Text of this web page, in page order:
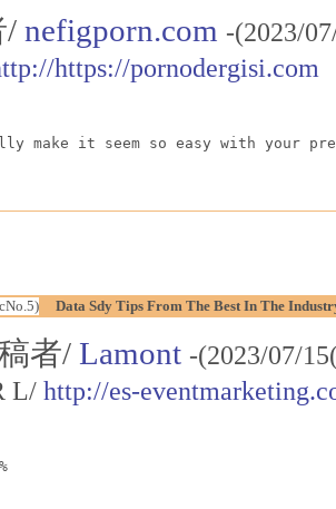
/ nefigporn.com -(2023/
https://pornodergisi.com
make it seem so easy with your
Data Sdy Tips From The Best In The
者/ Lamont -(2023/07/
L/ http://es-